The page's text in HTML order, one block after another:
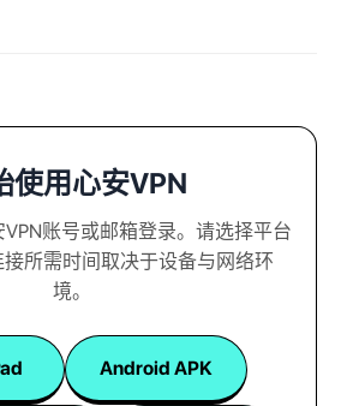
使用心安VPN
账号或邮箱登录。请选择平台
所需时间取决于设备与网络环
境。
Android APK